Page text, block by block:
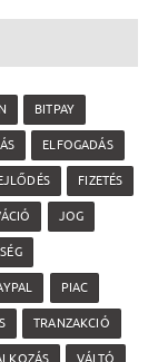
BITPAY
ELFOGADÁS
FIZETÉS
JOG
PIAC
TRANZAKCIÓ
VÁLTÓ